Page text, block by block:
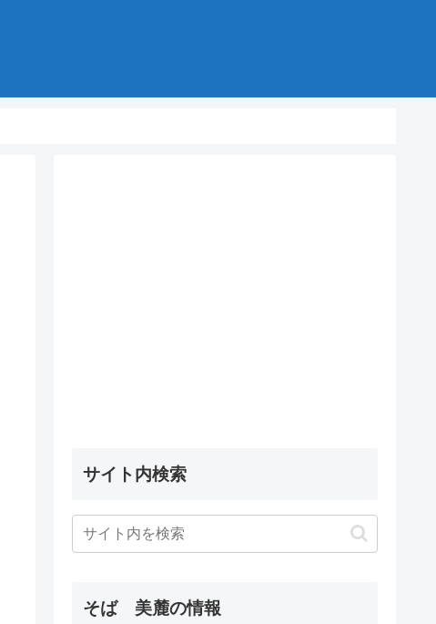
サイト内検索
そば 美麓の情報